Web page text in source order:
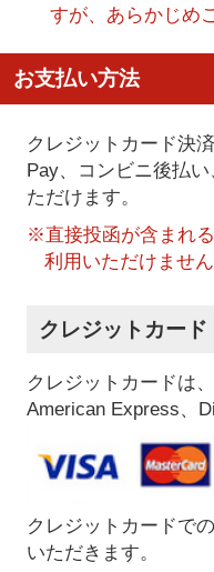
すが、あらかじめ
お支払い方法
クレジットカード決
Pay、コンビニ後払
ただけます。
※直接投函が含まれ
利用いただけません
クレジットカード
クレジットカードは
American Express、
クレジットカードで
いただきます。